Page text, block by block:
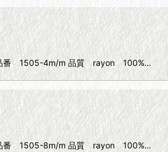
品番 1505-4m/m 品質 rayon 100%…
品番 1505-8m/m 品質 rayon 100%…